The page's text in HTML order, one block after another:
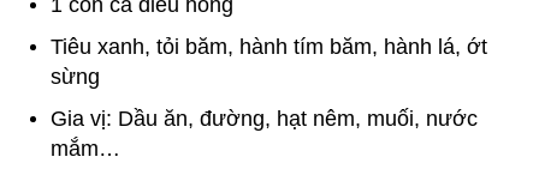
1 con cá diêu hồng
Tiêu xanh, tỏi băm, hành tím băm, hành lá, ớt
sừng
Gia vị: Dầu ăn, đường, hạt nêm, muối, nước
mắm…